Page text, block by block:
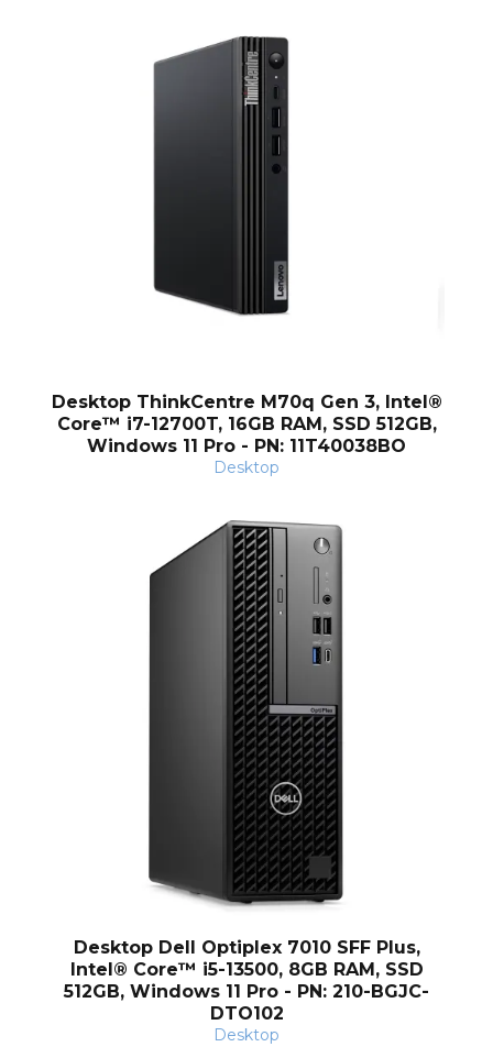
Desktop ThinkCentre M70q Gen 3, Intel®
Core™ i7-12700T, 16GB RAM, SSD 512GB,
Windows 11 Pro - PN: 11T40038BO
Desktop
Desktop Dell Optiplex 7010 SFF Plus,
Intel® Core™ i5-13500, 8GB RAM, SSD
512GB, Windows 11 Pro - PN: 210-BGJC-
DTO102
Desktop